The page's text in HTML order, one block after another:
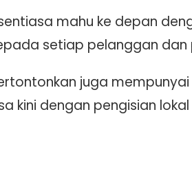
mahu ke depan
setiap pelanggan dan
juga
kini dengan pengisian